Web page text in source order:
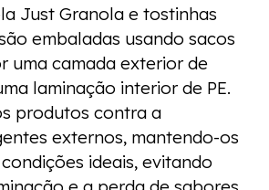
Just Granola e tostinhas
embaladas usando sacos
uma camada exterior de
laminação interior de PE.
produtos contra a
externos, mantendo-os
ideais, evitando